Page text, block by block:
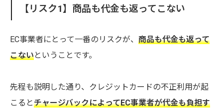
【リスク1】商品も代金も返ってこない
EC事業者にとって一番のリスクが、 商品も代金も返って
こないということです。
先程も説明した通り、クレジットカードの不正利用が起
こるとチャージバックによってEC事業者が代金も負担す